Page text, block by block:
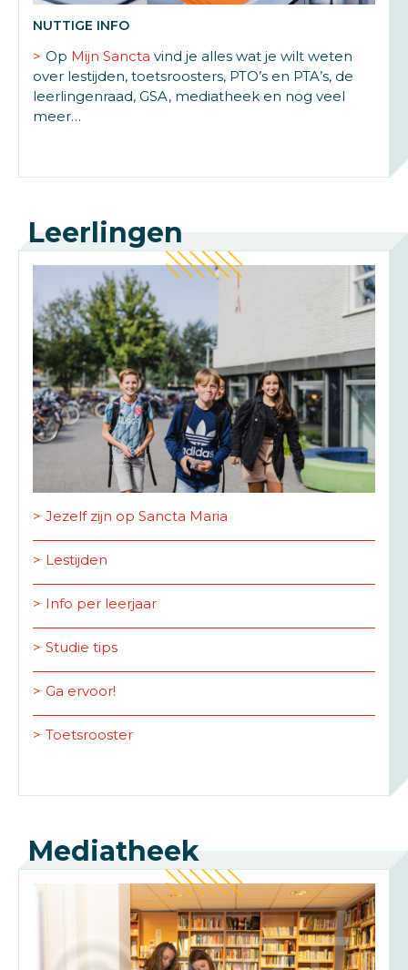
NUTTIGE INFO
Op Mijn Sancta vind je alles wat je wilt weten
over lestijden, toetsroosters, PTO’s en PTA’s, de
leerlingenraad, GSA, mediatheek en nog veel
meer…
Leerlingen
Jezelf zijn op Sancta Maria
Lestijden
Info per leerjaar
Studie tips
Ga ervoor!
Toetsrooster
Mediatheek